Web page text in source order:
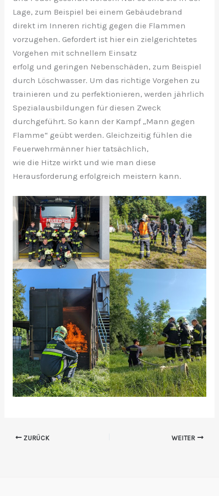
Lage, zum Beispiel bei einem Gebäudebrand
direkt im Inneren richtig gegen die Flammen
vorzugehen. Gefordert ist hier ein zielgerichtetes
Vorgehen mit schnellem Einsatz
erfolg und geringen Nebenschäden, zum Beispiel
durch Löschwasser. Um das richtige Vorgehen zu
trainieren und zu perfektionieren, werden jährlich
Spezialausbildungen für diesen Zweck
durchgeführt. So kann der Kampf „Mann gegen
Flamme“ geübt werden. Gleichzeitig fühlen die
Feuerwehrmänner hier tatsächlich,
wie die Hitze wirkt und wie man diese
Herausforderung erfolgreich meistern kann.
ZURÜCK WEITER